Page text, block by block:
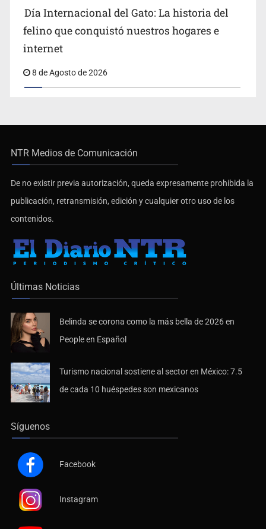
Día Internacional del Gato: La historia del
felino que conquistó nuestros hogares e
internet
8 de Agosto de 2026
NTR Medios de Comunicación
De no existir previa autorización, queda expresamente prohibida la
publicación, retransmisión, edición y cualquier otro uso de los
contenidos.
Últimas Noticias
Belinda se corona como la más bella de 2026 en
People en Español
Turismo nacional sostiene al sector en México: 7.5
de cada 10 huéspedes son mexicanos
Síguenos
Facebook
Instagram